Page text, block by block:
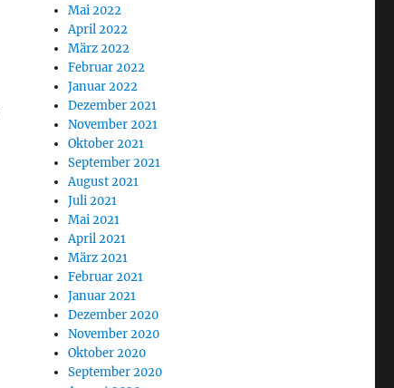
Mai 2022
April 2022
März 2022
Februar 2022
Januar 2022
Dezember 2021
November 2021
Oktober 2021
September 2021
August 2021
Juli 2021
Mai 2021
April 2021
März 2021
Februar 2021
Januar 2021
Dezember 2020
November 2020
Oktober 2020
September 2020